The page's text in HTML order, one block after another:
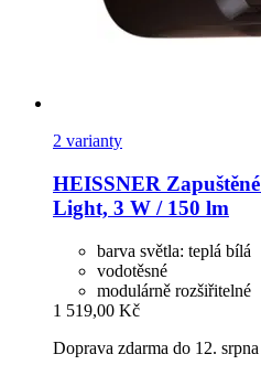
2 varianty
HEISSNER
Light, 3 W / 150 lm
barva světla: teplá bílá
vodotěsné
modulárně rozšiřitelné
1 519,00 Kč
Doprava zdarma do 12. srpna